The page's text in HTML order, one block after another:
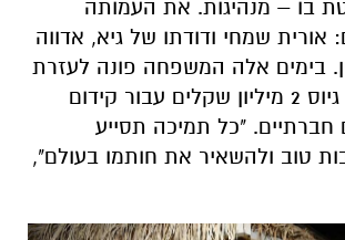
בו – מנהיגות. את העמותה
אורית שמחי ודודתו של גיא, אדווה
בימים אלה המשפחה פונה לעזרת
הציבור לטובת גיוס 2 מיליון שקלים עבור קידום
חברתיים. "כל תמיכה תסייע
טוב ולהשאיר את חותמו בעולם",